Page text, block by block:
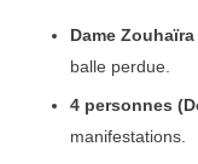
Dame
balle perdue.
4 personnes
manifestations.